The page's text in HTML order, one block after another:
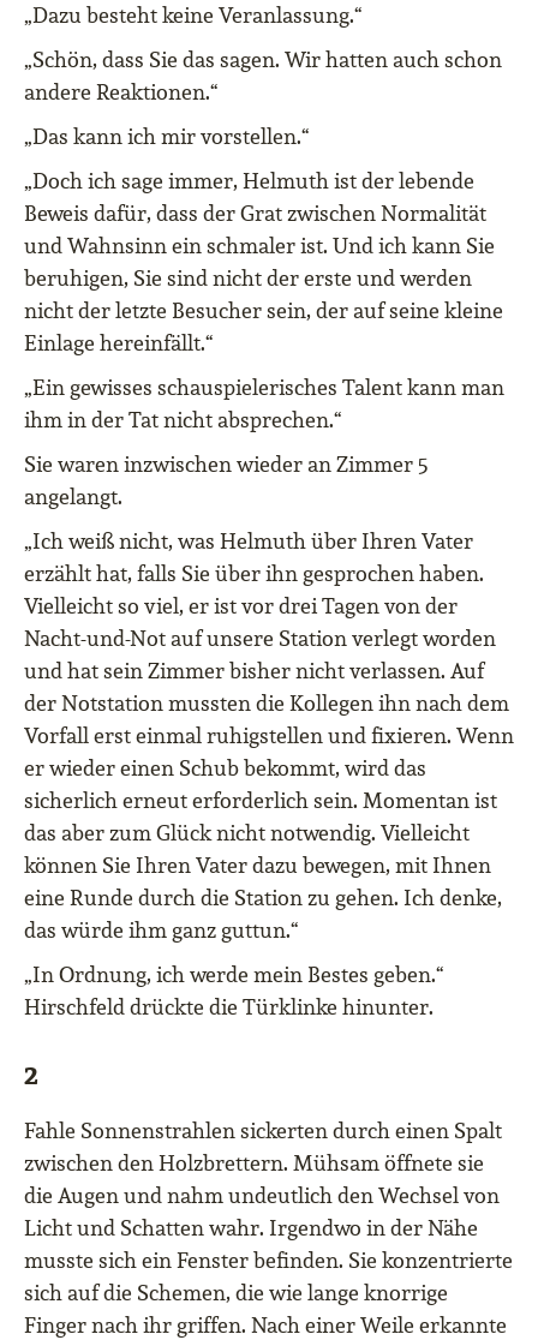
„Dazu besteht keine Veranlassung.“
„Schön, dass Sie das sagen. Wir hatten auch schon
andere Reaktionen.“
„Das kann ich mir vorstellen.“
„Doch ich sage immer, Helmuth ist der lebende
Beweis dafür, dass der Grat zwischen Normalität
und Wahnsinn ein schmaler ist. Und ich kann Sie
beruhigen, Sie sind nicht der erste und werden
nicht der letzte Besucher sein, der auf seine kleine
Einlage hereinfällt.“
„Ein gewisses schauspielerisches Talent kann man
ihm in der Tat nicht absprechen.“
Sie waren inzwischen wieder an Zimmer 5
angelangt.
„Ich weiß nicht, was Helmuth über Ihren Vater
erzählt hat, falls Sie über ihn gesprochen haben.
Vielleicht so viel, er ist vor drei Tagen von der
Nacht-und-Not auf unsere Station verlegt worden
und hat sein Zimmer bisher nicht verlassen. Auf
der Notstation mussten die Kollegen ihn nach dem
Vorfall erst einmal ruhigstellen und fixieren. Wenn
er wieder einen Schub bekommt, wird das
sicherlich erneut erforderlich sein. Momentan ist
das aber zum Glück nicht notwendig. Vielleicht
können Sie Ihren Vater dazu bewegen, mit Ihnen
eine Runde durch die Station zu gehen. Ich denke,
das würde ihm ganz guttun.“
„In Ordnung, ich werde mein Bestes geben.“
Hirschfeld drückte die Türklinke hinunter.
2
Fahle Sonnenstrahlen sickerten durch einen Spalt
zwischen den Holzbrettern. Mühsam öffnete sie
die Augen und nahm undeutlich den Wechsel von
Licht und Schatten wahr. Irgendwo in der Nähe
musste sich ein Fenster befinden. Sie konzentrierte
sich auf die Schemen, die wie lange knorrige
Finger nach ihr griffen. Nach einer Weile erkannte